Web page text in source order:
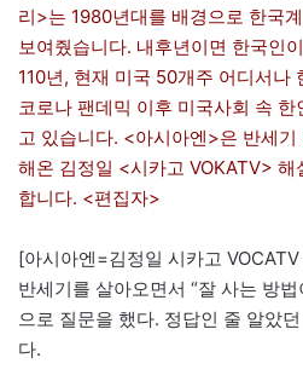
리>는 1980년대를 배경으로 한국
보여줬습니다. 내후년이면 한국인
110년, 현재 미국 50개주 어디서나
코로나 팬데믹 이후 미국사회 속
고 있습니다. <아시아엔>은 반세
해온 김정일 <시카고 VOKATV> 해
합니다. <편집자>
[아시아엔=김정일 시카고
반세기를 살아오면서 “잘 사는 방
으로 질문을 했다. 정답인 줄 알았
다.